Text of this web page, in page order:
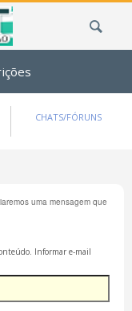
CHATS/FÓRUNS
uma mensagem que
Informar e-mail